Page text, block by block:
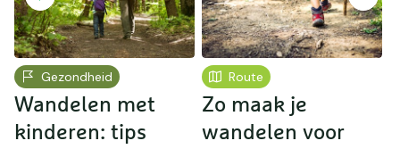
Gezondheid
Wandelen met
kinderen: tips
Route
Zo maak je
wandelen voor